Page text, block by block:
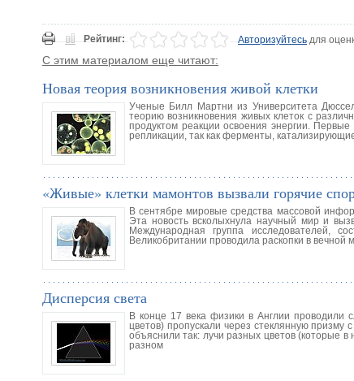
Рейтинг: Авторизуйтесьдля
С этим материалом еще читают:
Новая теория возникновения живой клетки
Ученые Билл Мартни из Университета
теорию возникновения живых клеток с
продуктом реакции освоения энергии.
репликации, так как ферменты,
«Живые» клетки мамонтов вызвали горячие
В сентябре мировые средства массовой
Эта новость всколыхнула научный мир и
Международная группа исследователей,
Великобритании проводила раскопки в вечной
Дисперсия света
В конце 17 века физики в Англии проводили
цветов) пропускали через стеклянную
объяснили так: лучи разных цветов (которые
разном